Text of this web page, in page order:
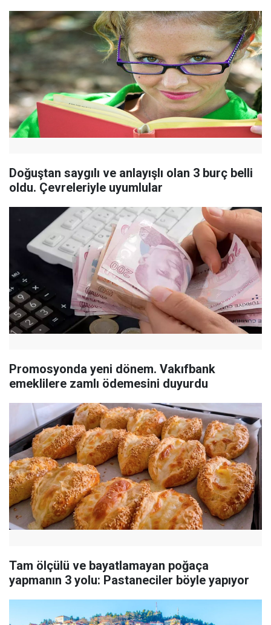
Doğuştan saygılı ve anlayışlı olan 3 burç belli
oldu. Çevreleriyle uyumlular
Promosyonda yeni dönem. Vakıfbank
emeklilere zamlı ödemesini duyurdu
Tam ölçülü ve bayatlamayan poğaça
yapmanın 3 yolu: Pastaneciler böyle yapıyor